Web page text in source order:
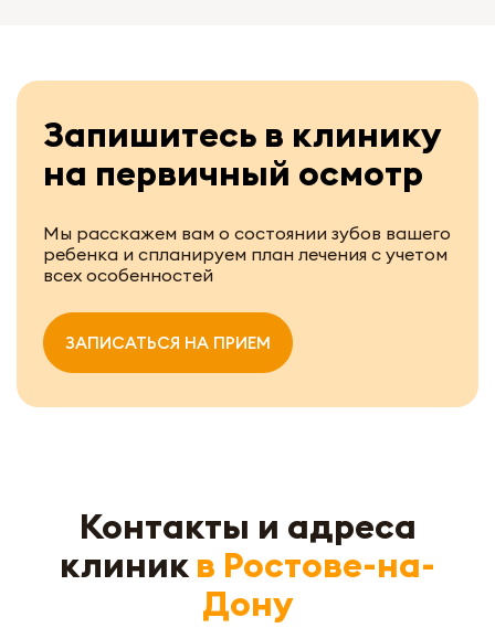
Запишитесь в клинику
на первичный осмотр
Мы расскажем вам о состоянии зубов вашего
ребенка и спланируем план лечения с учетом
всех особенностей
ЗАПИСАТЬСЯ НА ПРИЕМ
Контакты и адреса
клиникв Ростове-на-
Дону